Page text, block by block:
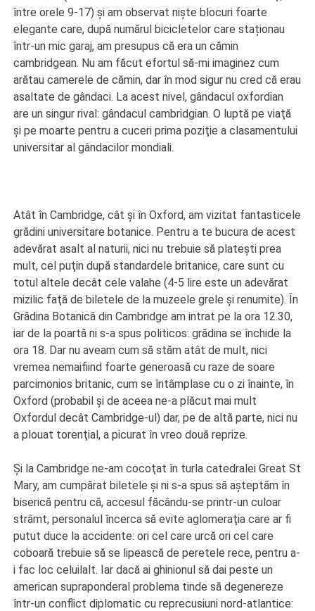
între orele 9-17) şi am observat nişte blocuri foarte
elegante care, după numărul bicicletelor care staționau
într-un mic garaj, am presupus că era un cămin
cambridgean. Nu am făcut efortul să-mi imaginez cum
arătau camerele de cămin, dar în mod sigur nu cred că erau
asaltate de gândaci. La acest nivel, gândacul oxfordian
are un singur rival: gândacul cambridgian. O luptă pe viaţă
şi pe moarte pentru a cuceri prima poziţie a clasamentului
universitar al gândacilor mondiali.
Atât în Cambridge, cât şi în Oxford, am vizitat fantasticele
grădini universitare botanice. Pentru a te bucura de acest
adevărat asalt al naturii, nici nu trebuie să plateşti prea
mult, cel puţin după standardele britanice, care sunt cu
totul altele decât cele valahe (4-5 lire este un adevărat
mizilic faţă de biletele de la muzeele grele şi renumite). În
Grădina Botanică din Cambridge am intrat pe la ora 12.30,
iar de la poartă ni s-a spus politicos: grădina se închide la
ora 18. Dar nu aveam cum să stăm atât de mult, nici
vremea nemaifiind foarte generoasă cu raze de soare
parcimonios britanic, cum se întâmplase cu o zi înainte, în
Oxford (probabil şi de aceea ne-a plăcut mai mult
Oxfordul decât Cambridge-ul) dar, pe de altă parte, nici nu
a plouat torenţial, a picurat în vreo două reprize.
Şi la Cambridge ne-am cocoţat în turla catedralei Great St
Mary, am cumpărat biletele şi ni s-a spus să aşteptăm în
biserică pentru că, accesul făcându-se printr-un culoar
strâmt, personalul încerca să evite aglomeraţia care ar fi
putut duce la accidente: ori cel care urcă ori cel care
coboară trebuie să se lipească de peretele rece, pentru a-
i fac loc celuilalt. Iar dacă ai ghinionul să dai peste un
american supraponderal problema tinde să degenereze
într-un conflict diplomatic cu reprecusiuni nord-atlantice: